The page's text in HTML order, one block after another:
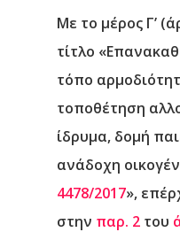
Με το μέρος Γ’
τίτλο
τόπο
τοποθέτηση
ίδρυμα, δομή
ανάδοχη
4478/2017»,
στην παρ. 2 του